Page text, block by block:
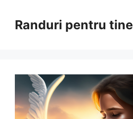
conținutRanduri pentru tine